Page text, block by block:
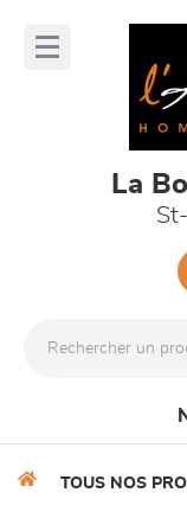
La
TOUS NOS